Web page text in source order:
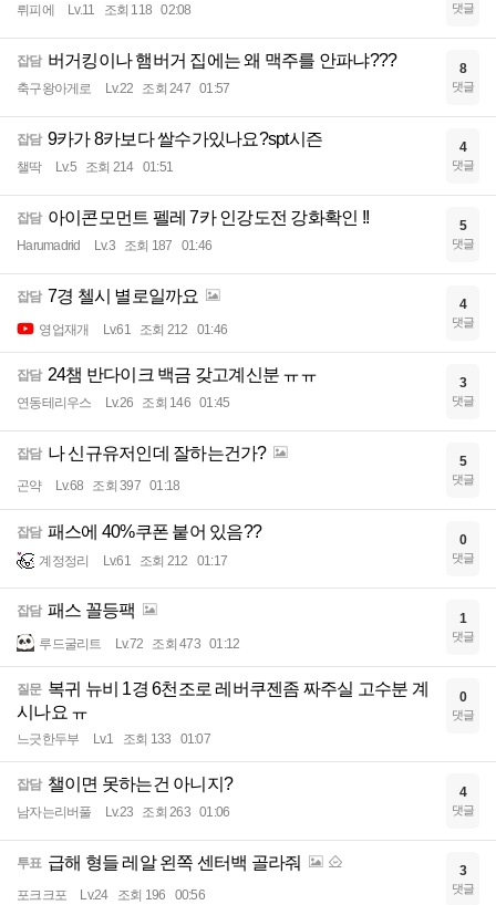
뤼피에 Lv.11 조회 118 02:08 댓글
잡담 버거킹이나 햄버거 집에는 왜 맥주를 안파냐???
축구왕아게로 Lv.22 조회 247 01:57
8
댓글
잡담 9카가 8카보다 쌀수가있나요?spt시즌
챌딱 Lv.5 조회 214 01:51
4
댓글
잡담 아이콘모먼트 펠레 7카 인강도전 강화확인 !!
Harumadrid Lv.3 조회 187 01:46
5
댓글
잡담 7경 첼시 별로일까요
영업재개 Lv.61 조회 212 01:46
4
댓글
잡담 24챔 반다이크 백금 갖고계신분 ㅠㅠ
연동테리우스 Lv.26 조회 146 01:45
3
댓글
잡담 나 신규유저인데 잘하는건가?
곤약 Lv.68 조회 397 01:18
5
댓글
잡담 패스에 40%쿠폰 붙어 있음??
계정정리 Lv.61 조회 212 01:17
0
댓글
잡담 패스 꼴등팩
루드굴리트 Lv.72 조회 473 01:12
1
댓글
질문 복귀 뉴비 1경 6천조로 레버쿠젠좀 짜주실 고수분 계
시나요 ㅠ
느긋한두부 Lv.1 조회 133 01:07
0
댓글
잡담 챌이면 못하는건 아니지?
남자는리버풀 Lv.23 조회 263 01:06
4
댓글
투표 급해 형들 레알 왼쪽 센터백 골라줘
포크크포 Lv.24 조회 196 00:56
3
댓글